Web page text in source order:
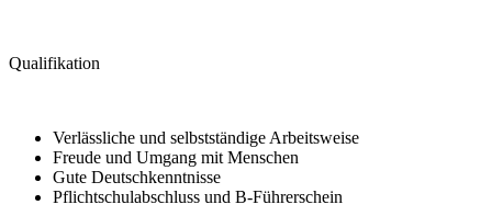
Qualifikation
Verlässliche und selbstständige Arbeitsweise
Freude und Umgang mit Menschen
Gute Deutschkenntnisse
Pflichtschulabschluss und B-Führerschein